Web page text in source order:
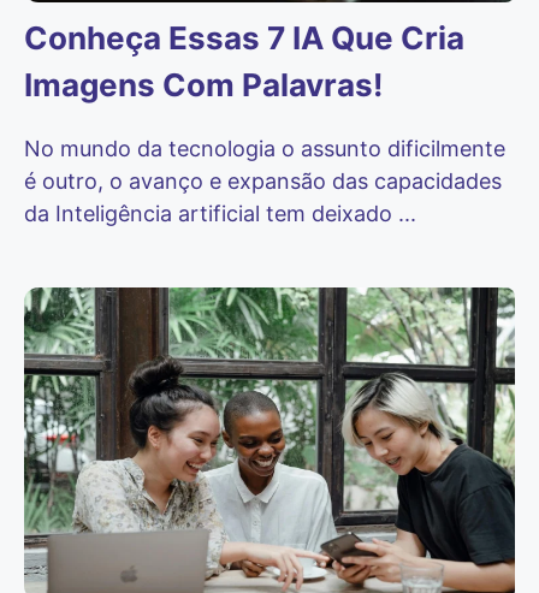
Conheça Essas 7 IA Que Cria
Imagens Com Palavras!
No mundo da tecnologia o assunto dificilmente
é outro, o avanço e expansão das capacidades
da Inteligência artificial tem deixado ...